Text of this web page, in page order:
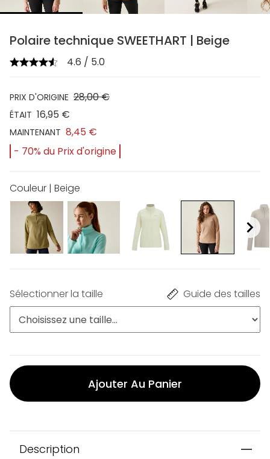
Polaire technique SWEETHART | Beige
4.6 / 5.0
PRIX D'ORIGINE 28,00 €
ÉTAIT 16,95 €
MAINTENANT 8,45 €
- 70% du Prix d'origine
Couleur | Beige
Sélectionner la taille Guide des tailles
Ajouter Au Panier
Description